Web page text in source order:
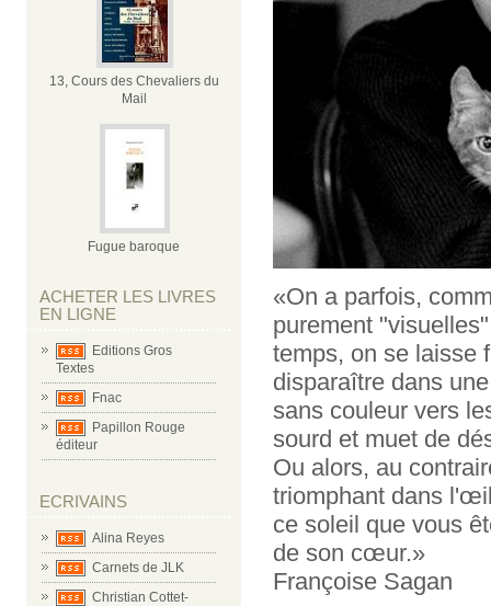
13, Cours des Chevaliers du
Mail
Fugue baroque
ACHETER LES LIVRES
EN LIGNE
Editions Gros
Textes
Fnac
Papillon Rouge
éditeur
ECRIVAINS
Alina Reyes
Carnets de JLK
Christian Cottet-
«On a parfois,
purement
temps, on se laisse
disparaître dans
sans couleur vers
sourd et muet de
Ou alors, au
triomphant dans
ce soleil que vous
de son cœur.»
Françoise Sagan